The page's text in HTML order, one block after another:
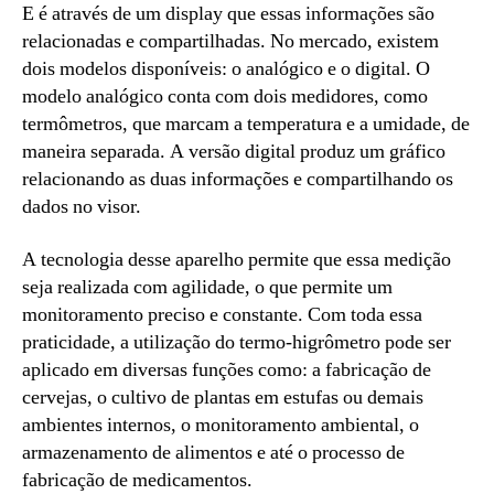
E é através de um display que essas informações são
relacionadas e compartilhadas. No mercado, existem
dois modelos disponíveis: o analógico e o digital. O
modelo analógico conta com dois medidores, como
termômetros, que marcam a temperatura e a umidade, de
maneira separada. A versão digital produz um gráfico
relacionando as duas informações e compartilhando os
dados no visor.
A tecnologia desse aparelho permite que essa medição
seja realizada com agilidade, o que permite um
monitoramento preciso e constante. Com toda essa
praticidade, a utilização do termo-higrômetro pode ser
aplicado em diversas funções como: a fabricação de
cervejas, o cultivo de plantas em estufas ou demais
ambientes internos, o monitoramento ambiental, o
armazenamento de alimentos e até o processo de
fabricação de medicamentos.